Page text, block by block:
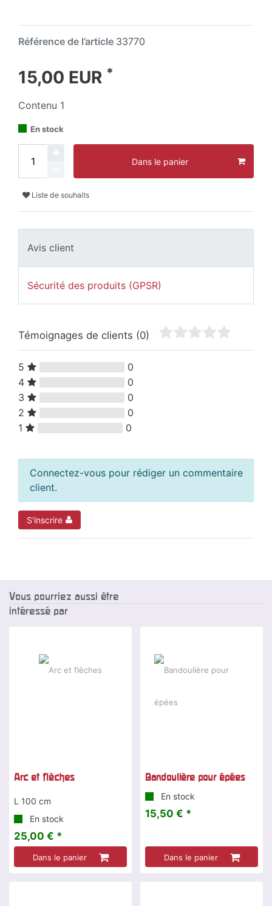
Référence de l’article 33770
15,00 EUR *
Contenu 1
En stock
Dans le panier
Liste de souhaits
Avis client
Sécurité des produits (GPSR)
Témoignages de clients (0)
5
0
4
0
3
0
2
0
1
0
Connectez-vous pour rédiger un commentaire
client.
S'inscrire
Vous pourriez aussi être
intéressé par
Arc et flèches
L 100 cm
En stock
25,00 € *
Dans le panier
Bandoulière pour épées
En stock
15,50 € *
Dans le panier